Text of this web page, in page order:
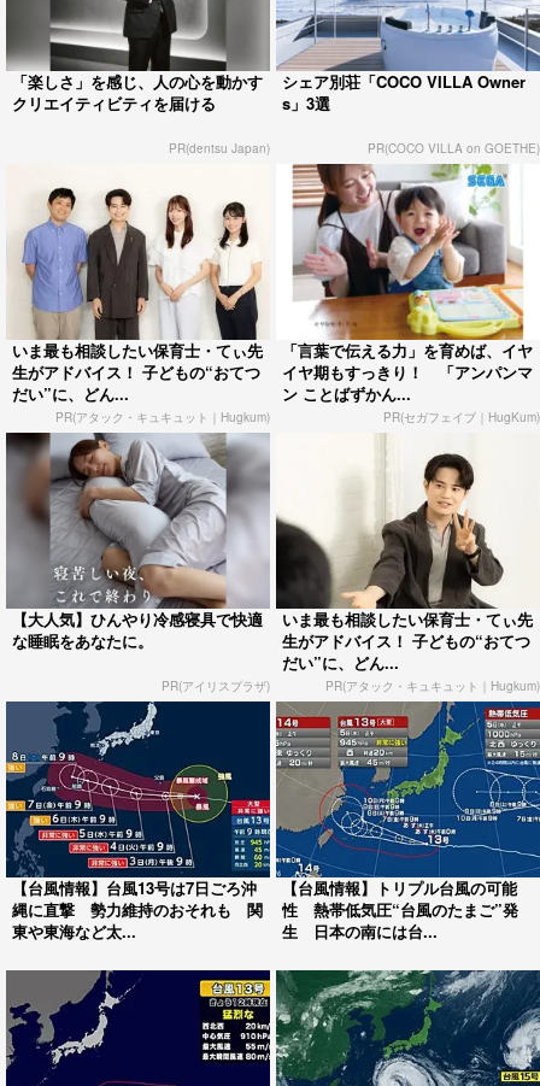
「楽しさ」を感じ、人の心を動かす
クリエイティビティを届ける
PR(dentsu Japan)
シェア別荘「COCO VILLA Owner
s」3選
PR(COCO VILLA on GOETHE)
いま最も相談したい保育士・てぃ先
生がアドバイス！ 子どもの“おてつ
だい”に、どん...
PR(アタック・キュキュット｜Hugkum)
「言葉で伝える力」を育めば、イヤ
イヤ期もすっきり！ 「アンパンマ
ン ことばずかん...
PR(セガフェイブ｜HugKum)
【大人気】ひんやり冷感寝具で快適
な睡眠をあなたに。
PR(アイリスプラザ)
いま最も相談したい保育士・てぃ先
生がアドバイス！ 子どもの“おてつ
だい”に、どん...
PR(アタック・キュキュット｜Hugkum)
【台風情報】台風13号は7日ごろ沖
縄に直撃 勢力維持のおそれも 関
東や東海など太...
【台風情報】トリプル台風の可能
性 熱帯低気圧“台風のたまご”発
生 日本の南には台...